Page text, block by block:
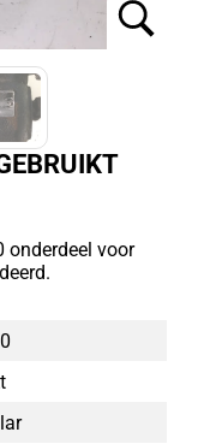
onderdeel voor